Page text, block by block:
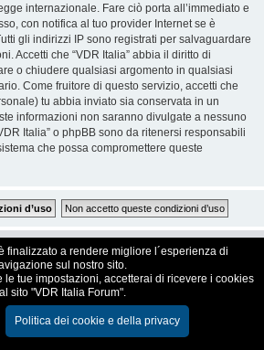
internazionale. Fare ciò porta all’immediato e
con notifica al tuo provider Internet se è
gli indirizzi IP sono registrati per salvaguardare
Accetti che “VDR Italia” abbia il diritto di
o chiudere qualsiasi argomento in qualsiasi
Come fruitore di questo servizio, accetti che
tu abbia inviato sia conservata in un
informazioni non saranno divulgate a nessuno
Italia” o phpBB sono da ritenersi responsabili
che possa compromettere queste
utilizzatori VDR
® Forum Software © phpBB Limited
ItalianaphpBB-Italia.it
finalizzato a rendere migliore l´esperienza di
sul nostro sito.
le tue impostazioni, accetterai di ricevere i cookies
sito "VDR Italia Forum".
Politica dei cookie e della privacy